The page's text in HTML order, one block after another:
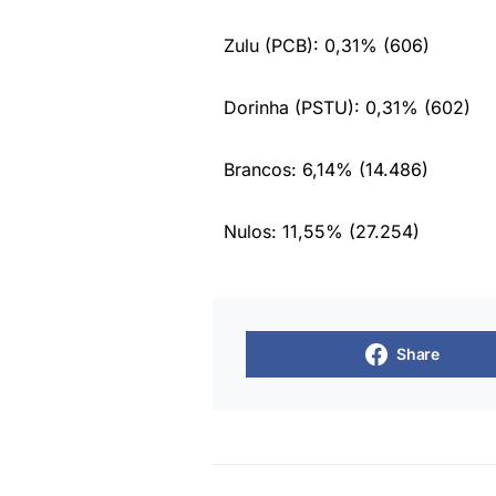
Zulu (PCB): 0,31% (606)
Dorinha (PSTU): 0,31% (602)
Brancos: 6,14% (14.486)
Nulos: 11,55% (27.254)
Share